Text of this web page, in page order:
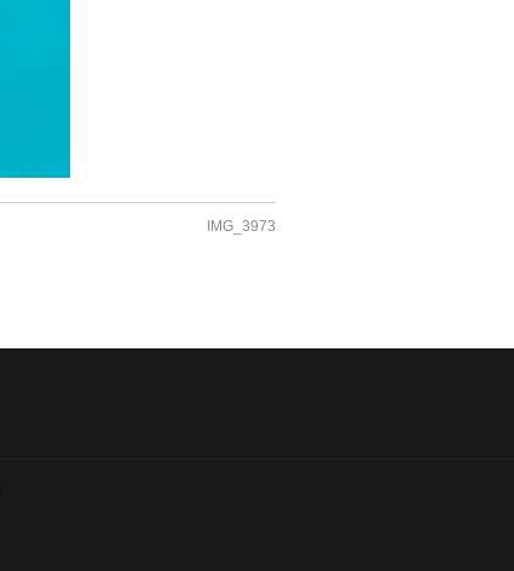
IMG_3973